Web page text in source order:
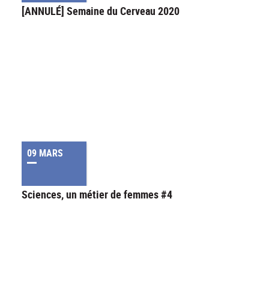
[ANNULÉ] Semaine du Cerveau 2020
09 MARS
Sciences, un métier de femmes #4